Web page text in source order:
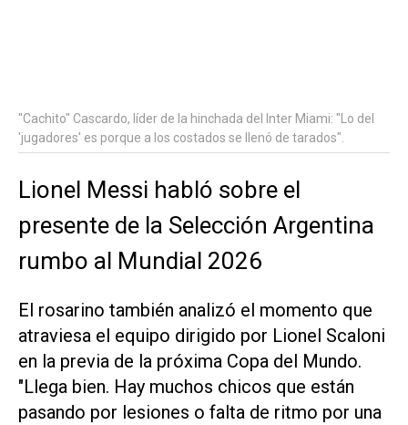
"Cachito" Cascardo, líder de la hinchada del Inter Miami: "Lo del
'jugadores' es porque a los costados se llenó de tarados".
Lionel Messi habló sobre el
presente de la Selección Argentina
rumbo al Mundial 2026
El rosarino también analizó el momento que
atraviesa el equipo dirigido por Lionel Scaloni
en la previa de la próxima Copa del Mundo.
"Llega bien. Hay muchos chicos que están
pasando por lesiones o falta de ritmo por una